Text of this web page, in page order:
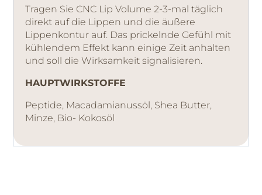
Tragen Sie CNC Lip Volume 2-3-mal täglich
direkt auf die Lippen und die äußere
Lippenkontur auf. Das prickelnde Gefühl mit
kühlendem Effekt kann einige Zeit anhalten
und soll die Wirksamkeit signalisieren.
HAUPTWIRKSTOFFE
Peptide, Macadamianussöl, Shea Butter,
Minze, Bio- Kokosöl